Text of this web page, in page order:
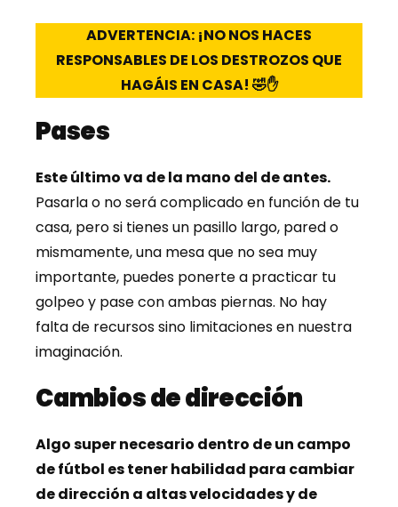
ADVERTENCIA: ¡NO NOS HACES
RESPONSABLES DE LOS DESTROZOS QUE
HAGÁIS EN CASA! 🤣✋
Pases
Este último va de la mano del de antes.
Pasarla o no será complicado en función de tu
casa, pero si tienes un pasillo largo, pared o
mismamente, una mesa que no sea muy
importante, puedes ponerte a practicar tu
golpeo y pase con ambas piernas. No hay
falta de recursos sino limitaciones en nuestra
imaginación.
Cambios de dirección
Algo super necesario dentro de un campo
de fútbol es tener habilidad para cambiar
de dirección a altas velocidades y de